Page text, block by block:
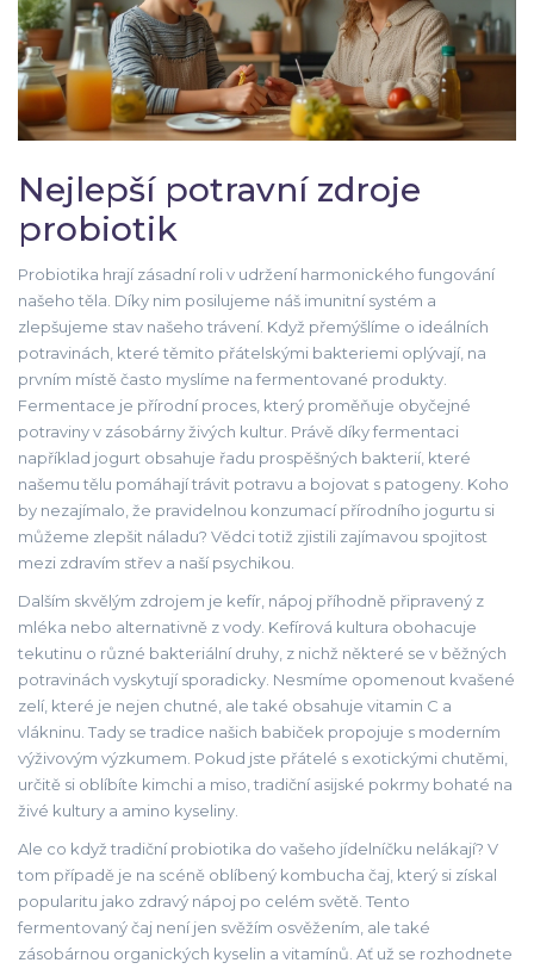
Nejlepší potravní zdroje
probiotik
Probiotika hrají zásadní roli v udržení harmonického fungování
našeho těla. Díky nim posilujeme náš imunitní systém a
zlepšujeme stav našeho trávení. Když přemýšlíme o ideálních
potravinách, které těmito přátelskými bakteriemi oplývají, na
prvním místě často myslíme na fermentované produkty.
Fermentace je přírodní proces, který proměňuje obyčejné
potraviny v zásobárny živých kultur. Právě díky fermentaci
například jogurt obsahuje řadu prospěšných bakterií, které
našemu tělu pomáhají trávit potravu a bojovat s patogeny. Koho
by nezajímalo, že pravidelnou konzumací přírodního jogurtu si
můžeme zlepšit náladu? Vědci totiž zjistili zajímavou spojitost
mezi zdravím střev a naší psychikou.
Dalším skvělým zdrojem je kefír, nápoj příhodně připravený z
mléka nebo alternativně z vody. Kefírová kultura obohacuje
tekutinu o různé bakteriální druhy, z nichž některé se v běžných
potravinách vyskytují sporadicky. Nesmíme opomenout kvašené
zelí, které je nejen chutné, ale také obsahuje vitamin C a
vlákninu. Tady se tradice našich babiček propojuje s moderním
výživovým výzkumem. Pokud jste přátelé s exotickými chutěmi,
určitě si oblíbíte kimchi a miso, tradiční asijské pokrmy bohaté na
živé kultury a amino kyseliny.
Ale co když tradiční probiotika do vašeho jídelníčku nelákají? V
tom případě je na scéně oblíbený kombucha čaj, který si získal
popularitu jako zdravý nápoj po celém světě. Tento
fermentovaný čaj není jen svěžím osvěžením, ale také
zásobárnou organických kyselin a vitamínů. Ať už se rozhodnete